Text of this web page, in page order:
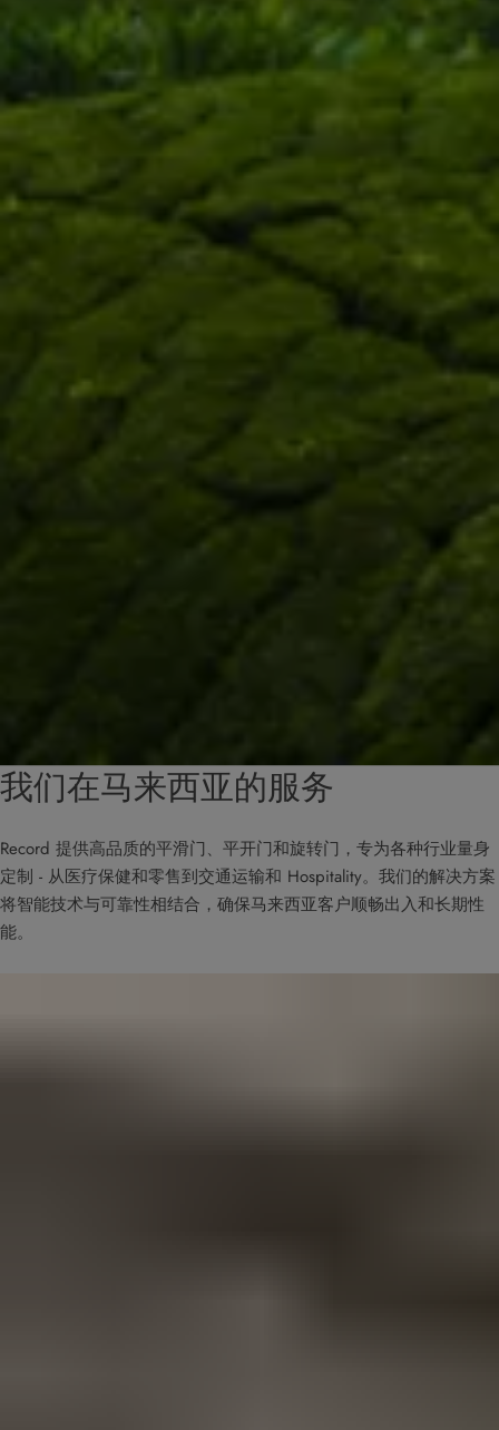
我们在马来西亚的服务
Record 提供高品质的平滑门、平开门和旋转门，专为各种行业量身
定制 - 从医疗保健和零售到交通运输和 Hospitality。我们的解决方案
将智能技术与可靠性相结合，确保马来西亚客户顺畅出入和长期性
能。